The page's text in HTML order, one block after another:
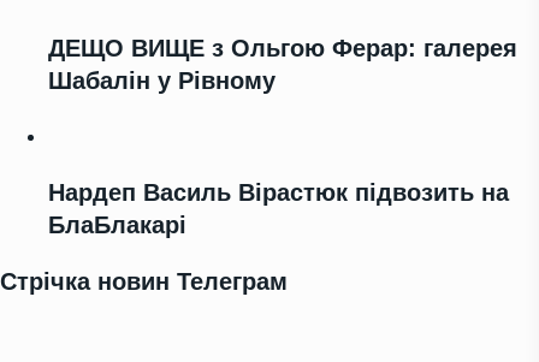
ДЕЩО ВИЩЕ з Ольгою Ферар: галерея
Шабалін у Рівному
Нардеп Василь Вірастюк підвозить на
БлаБлакарі
Стрічка новин Телеграм